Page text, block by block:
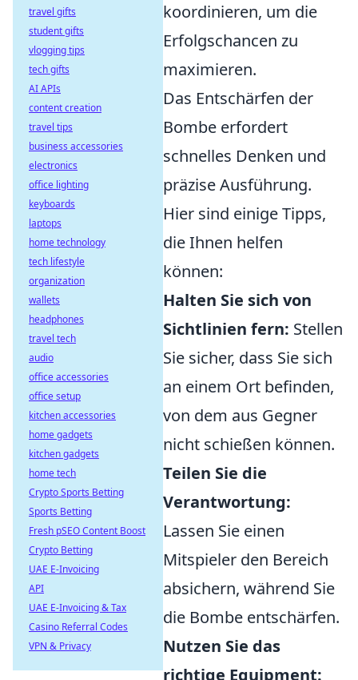
koordinieren, um die
Erfolgschancen zu
maximieren.
Das Entschärfen der
Bombe erfordert
schnelles Denken und
präzise Ausführung.
Hier sind einige Tipps,
die Ihnen helfen
können:
Halten Sie sich von
Sichtlinien fern: Stellen
Sie sicher, dass Sie sich
an einem Ort befinden,
von dem aus Gegner
nicht schießen können.
Teilen Sie die
Verantwortung:
Lassen Sie einen
Mitspieler den Bereich
absichern, während Sie
die Bombe entschärfen.
Nutzen Sie das
richtige Equipment:
travel gifts
student gifts
vlogging tips
tech gifts
AI APIs
content creation
travel tips
business accessories
electronics
office lighting
keyboards
laptops
home technology
tech lifestyle
organization
wallets
headphones
travel tech
audio
office accessories
office setup
kitchen accessories
home gadgets
kitchen gadgets
home tech
Crypto Sports Betting
Sports Betting
Fresh pSEO Content Boost
Crypto Betting
UAE E-Invoicing
API
UAE E-Invoicing & Tax
Casino Referral Codes
VPN & Privacy